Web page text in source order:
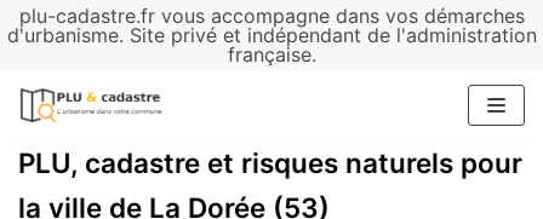
plu-cadastre.fr vous accompagne dans vos démarches
d'urbanisme. Site privé et indépendant de l'administration
française.
Aller
contenu
PLU, cadastre et risques naturels pour
la ville de La Dorée (53)